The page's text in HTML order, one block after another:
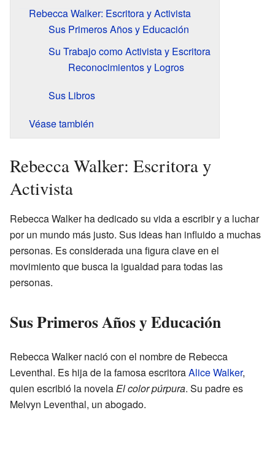
Rebecca Walker: Escritora y Activista
Sus Primeros Años y Educación
Su Trabajo como Activista y Escritora
Reconocimientos y Logros
Sus Libros
Véase también
Rebecca Walker: Escritora y
Activista
Rebecca Walker ha dedicado su vida a escribir y a luchar
por un mundo más justo. Sus ideas han influido a muchas
personas. Es considerada una figura clave en el
movimiento que busca la igualdad para todas las
personas.
Sus Primeros Años y Educación
Rebecca Walker nació con el nombre de Rebecca
Leventhal. Es hija de la famosa escritoraAlice Walker,
quien escribió la novelaEl color púrpura. Su padre es
Melvyn Leventhal, un abogado.